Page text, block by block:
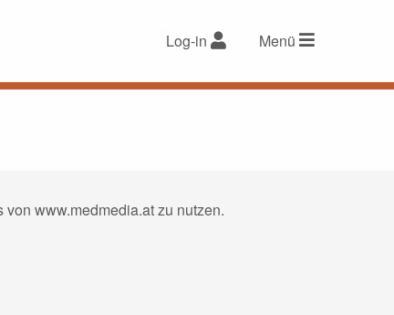
Log-in Menü
www.medmedia.at zu nutzen.